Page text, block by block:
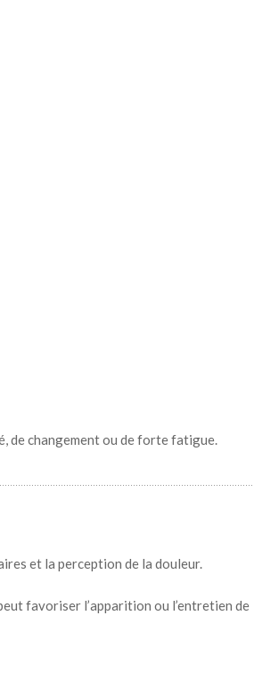
de changement ou de forte fatigue.
et la perception de la douleur.
favoriser l’apparition ou l’entretien de